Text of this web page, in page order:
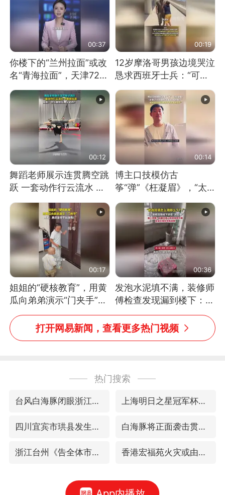
00:37
你楼下的“兰州拉面”或改
名“青海拉面”，天津72家
面馆已集体更换招牌
00:19
12岁摩洛哥男孩边境哭泣
恳求西班牙士兵：“可不
可以不要把我遣返回国”
00:12
舞蹈老师展示连贯腾空跳
跃 一套动作行云流水 节
奏感拉满 网友：怎么做
到又舞又武的？
00:14
博主口技模仿古
筝“弹”《枉凝眉》，“太
像了～你是吃古筝长大的
吗？”“或将成为首位考级
不带古筝的选手。”（来
源：新华每日电讯）
00:17
姐姐的“硬核教育”，用黄
瓜向弟弟演示“门夹手”，
网友：果然言传不如身
教！
00:36
发泡水泥填不满，装修师
傅检查发现漏到楼下：出
风口未延伸到外墙
打开网易新闻，查看更多热门视频
热门搜索
台风白海豚闭眼浙江上海处于危险半圆 上海明日之星冠军杯调整决赛时间
四川宜宾市珙县发生3.4级地震 白海豚将正面袭击贯穿浙江
浙江台州《告全体市民书》 香港宏福苑火灾或由烟头引起